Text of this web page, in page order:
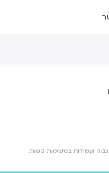
גבוה ועמידות במשימות קשות.